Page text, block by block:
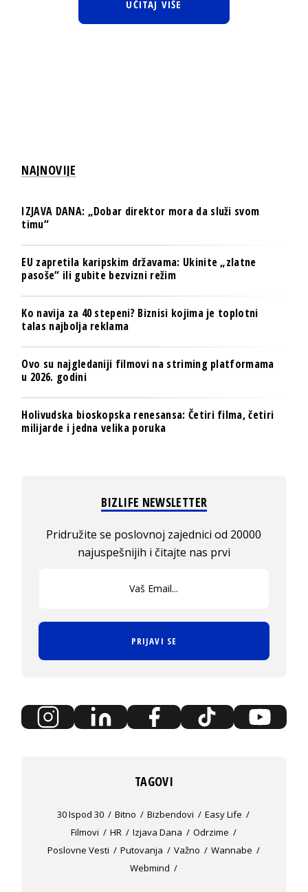
UČITAJ VIŠE
NAJNOVIJE
IZJAVA DANA: „Dobar direktor mora da služi svom
timu“
EU zapretila karipskim državama: Ukinite „zlatne
pasoše“ ili gubite bezvizni režim
Ko navija za 40 stepeni? Biznisi kojima je toplotni
talas najbolja reklama
Ovo su najgledaniji filmovi na striming platformama
u 2026. godini
Holivudska bioskopska renesansa: Četiri filma, četiri
milijarde i jedna velika poruka
BIZLIFE NEWSLETTER
Pridružite se poslovnoj zajednici od 20000
najuspešnijih i čitajte nas prvi
PRIJAVI SE
TAGOVI
30 Ispod 30 Bitno Bizbendovi
Easy Life
Filmovi
HR Izjava Dana
Odrzime
Poslovne Vesti
Putovanja Važno
Wannabe
Webmind